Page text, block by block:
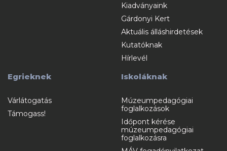
Kiadványaink
Gárdonyi Kert
Aktuális álláshirdetések
Kutatóknak
Hírlevél
Egrieknek
Várlátogatás
Támogass!
Iskoláknak
Múzeumpedagógiai
foglalkozások
Időpont kérése
múzeumpedagógiai
foglalkozásra